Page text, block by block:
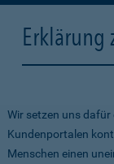
Erklärung
Wir setzen uns dafür
Kundenportalen
Menschen einen